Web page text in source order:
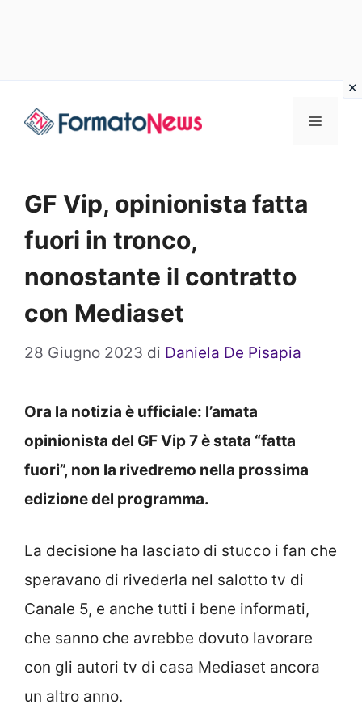
Menu
GF Vip, opinionista fatta
fuori in tronco,
nonostante il contratto
con Mediaset
28 Giugno 2023 di Daniela De Pisapia
Ora la notizia è ufficiale: l’amata
opinionista del GF Vip 7 è stata “fatta
fuori”, non la rivedremo nella prossima
edizione del programma.
La decisione ha lasciato di stucco i fan che
speravano di rivederla nel salotto tv di
Canale 5, e anche tutti i bene informati,
che sanno che avrebbe dovuto lavorare
con gli autori tv di casa Mediaset ancora
un altro anno.